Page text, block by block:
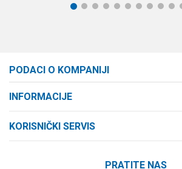
1 2 3 4 5 6 7 8 9 10
PODACI O KOMPANIJI
Cara Dušana 47
INFORMACIJE
KORISNIČKI SERVIS
PRATITE NAS